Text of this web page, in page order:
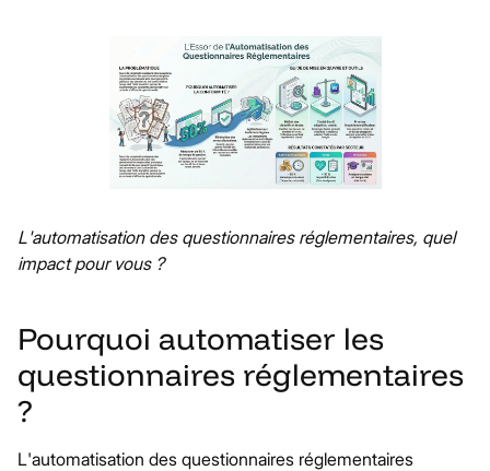
L'automatisation des questionnaires réglementaires, quel
impact pour vous ?
Pourquoi automatiser les
questionnaires réglementaires
?
L'automatisation des questionnaires réglementaires